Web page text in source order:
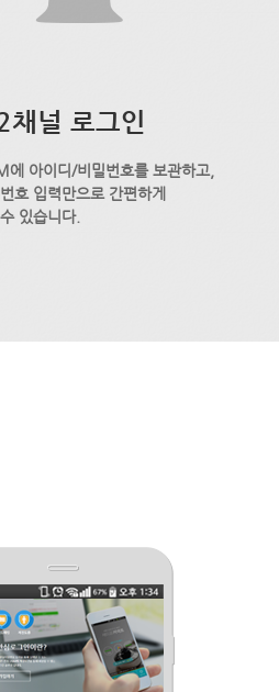
채널 로그인
에 아이디/비밀번호를 보관하고,
호 입력만으로 간편하게
있습니다.